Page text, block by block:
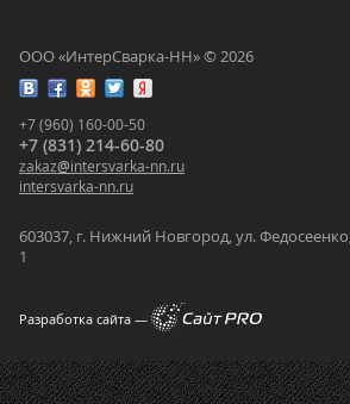
ООО «ИнтерСварка-НН» © 2026
+7 (960) 160-00-50
+7 (831) 214-60-80
zakaz@intersvarka-nn.ru
intersvarka-nn.ru
603037, г. Нижний Новгород, ул.
1
Разработка сайта —